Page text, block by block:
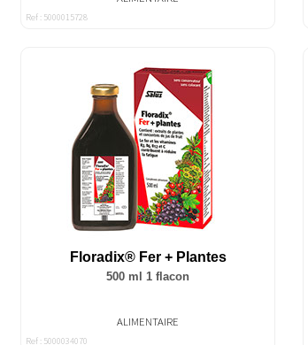
Ref : 5000015728
Floradix® Fer + Plantes
500 ml 1 flacon
ALIMENTAIRE
Ref : 5000034070